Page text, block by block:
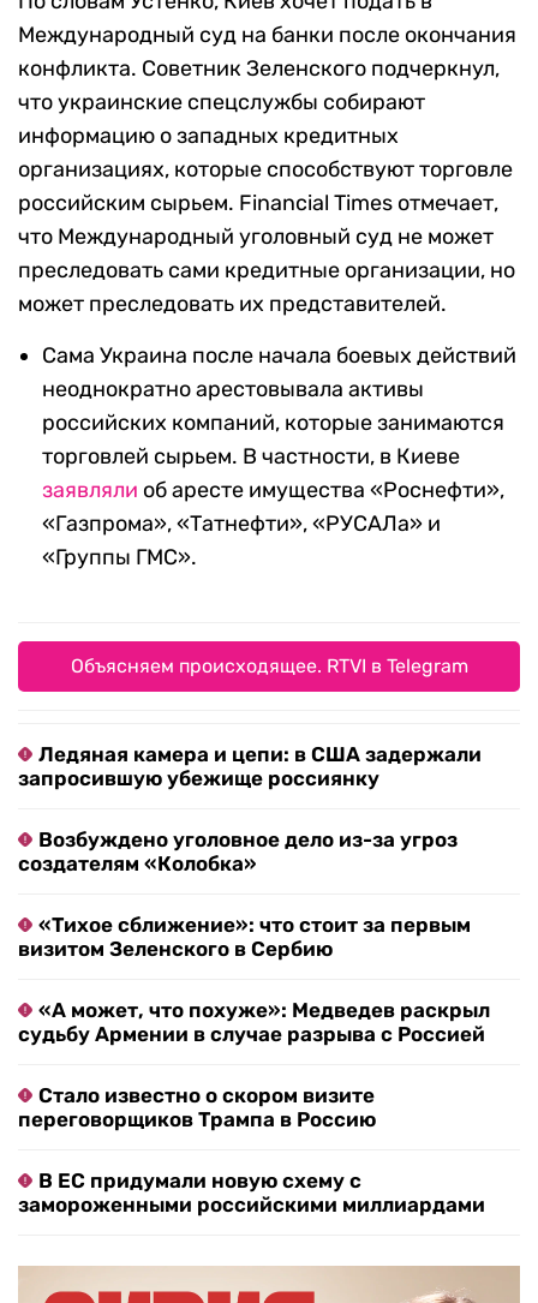
Международный суд на банки после окончания
конфликта. Советник Зеленского подчеркнул,
что украинские спецслужбы собирают
информацию о западных кредитных
организациях, которые способствуют торговле
российским сырьем. Financial Times отмечает,
что Международный уголовный суд не может
преследовать сами кредитные организации, но
может преследовать их представителей.
Сама Украина после начала боевых действий
неоднократно арестовывала активы
российских компаний, которые занимаются
торговлей сырьем. В частности, в Киеве
заявляли об аресте имущества «Роснефти»,
«Газпрома», «Татнефти», «РУСАЛа» и
«Группы ГМС».
Объясняем происходящее. RTVI в Telegram
Ледяная камера и цепи: в США задержали
запросившую убежище россиянку
Возбуждено уголовное дело из-за угроз
создателям «Колобка»
«Тихое сближение»: что стоит за первым
визитом Зеленского в Сербию
«А может, что похуже»: Медведев раскрыл
судьбу Армении в случае разрыва с Россией
Стало известно о скором визите
переговорщиков Трампа в Россию
В ЕС придумали новую схему с
замороженными российскими миллиардами